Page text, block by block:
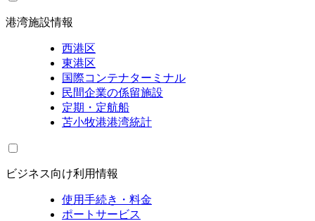
港湾施設情報
西港区
東港区
国際コンテナターミナル
民間企業の係留施設
定期・定航船
苫小牧港港湾統計
ビジネス向け利用情報
使用手続き・料金
ポートサービス